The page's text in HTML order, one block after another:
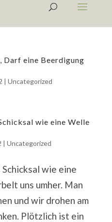
eine Beerdigung
| Uncategorized
wie eine Welle
| Uncategorized
wie eine
uns umher. Man
und wir drohen am
Plötzlich ist ein